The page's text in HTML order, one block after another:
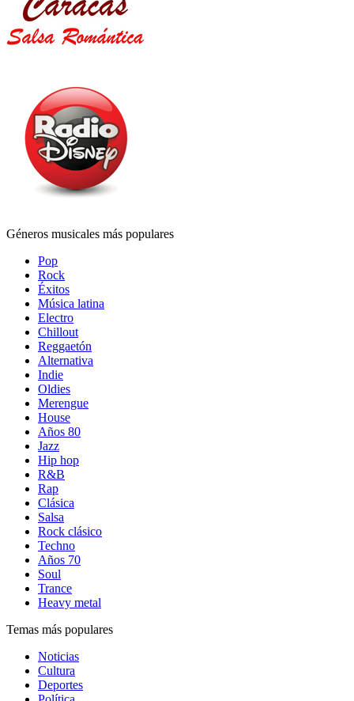
Géneros musicales más populares
Pop
Rock
Éxitos
Música latina
Electro
Chillout
Reggaetón
Alternativa
Indie
Oldies
Merengue
House
Años 80
Jazz
Hip hop
R&B
Rap
Clásica
Salsa
Rock clásico
Techno
Años 70
Soul
Trance
Heavy metal
Temas más populares
Noticias
Cultura
Deportes